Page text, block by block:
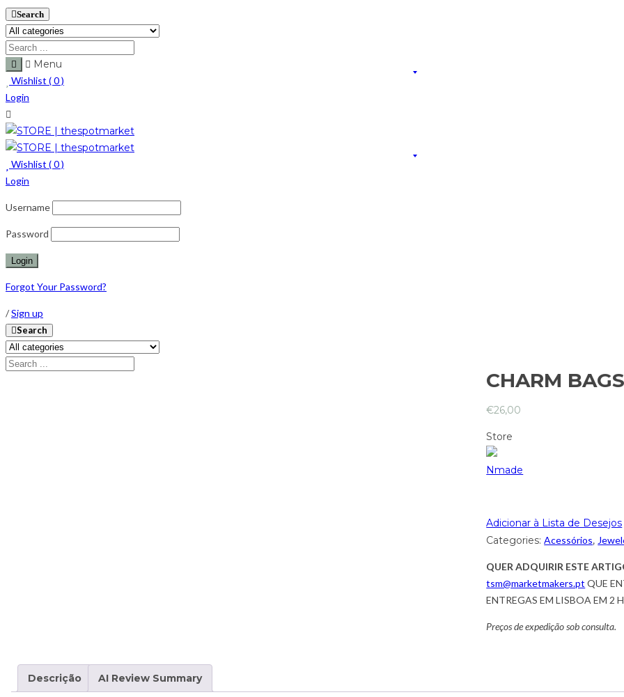
Search
Menu
Wishlist (0)
Login
Wishlist (0)
Login
Username
Password
Forgot Your Password?
/Sign up
Search
CHARM
€26,00
Store
Nmade
Adicionar à Lista de Desejos
Categories:Acessórios,
QUER ADQUIRIR ESTE
tsm@marketmakers.pt QUE
ENTREGAS EM LISBOA EM 2
Preços de expedição sob consulta.
Descrição AI Review Summary